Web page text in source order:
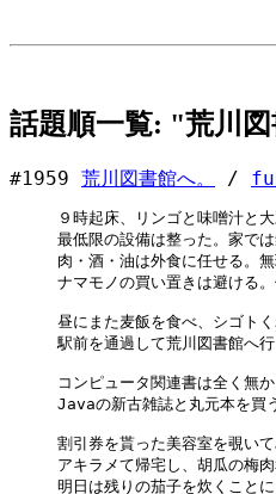
話題順一覧: "荒川
#1959 荒川図書館へ。 /
９時起床、リンゴと味噌汁と
最低限の設備は整った。家で
肉・酒・油は外食に任せる。
ナマモノの買い置きは避ける
昼にまた麦飯を食べ、シゴト
駅前を通過して荒川図書館へ
コンピュータ関連書は全く無
Javaの新古雑誌と丸元本を買
割引券を貰った美容室を覗い
アキラメて帰宅し、胡瓜の梅
明日は残りの茄子を炊くこと